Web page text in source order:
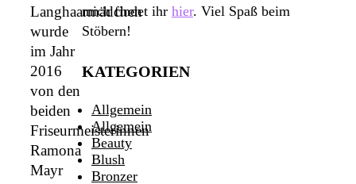
Langhaarmädchen
wurde
im Jahr
2016
von den
beiden
Friseurmeisterinnen
Ramona
Mayr
mich findet ihr hier. Viel Spaß beim
Stöbern!
KATEGORIEN
Allgemein
Allgemein
Beauty
Blush
Bronzer